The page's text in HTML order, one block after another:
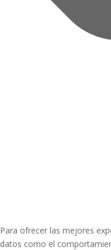
Para ofrecer las mejores
datos como el